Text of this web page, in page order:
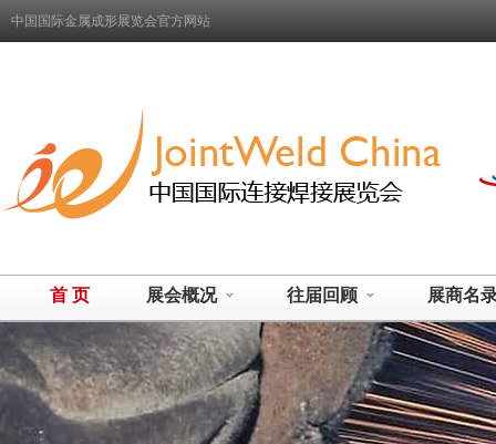
中国国际金属成形展览会官方网站
首 页 展会概况 往届回顾 展商名